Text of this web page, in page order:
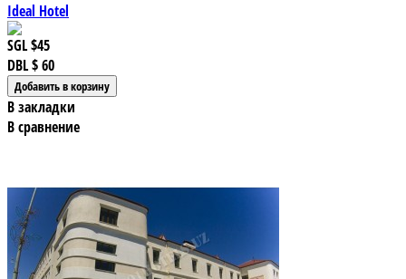
Ideal Hotel
SGL$45
DBL$ 60
В закладки
В сравнение